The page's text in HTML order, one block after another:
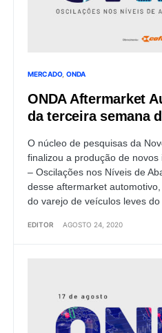
MERCADO ONDA
ONDA Aftermarket
da terceira semana
O núcleo de pesquisas da
finalizou a produção de
– Oscilações nos Níveis de
desse aftermarket
do varejo de veículos leves do
EDITOR AGOSTO 24, 2020